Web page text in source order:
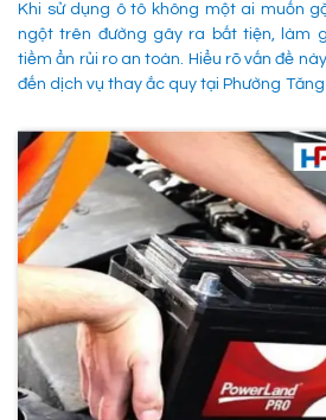
Khi sử dụng ô tô không một ai muốn
ngột trên đường gây ra bất tiện, làm
tiềm ẩn rủi ro an toàn. Hiểu rõ vấn đề
đến dịch vụ thay ắc quy tại Phường
bảo an toàn cho các phường tiện và
sử dụng. 1. Các phương pháp khắc phục sự cố khi ắc quy hỏng tại
Phường Tăng Nhơn Phú Quận 9 Khi xe không thể khởi động do vấn
đề về điện, có rất nhiều ng